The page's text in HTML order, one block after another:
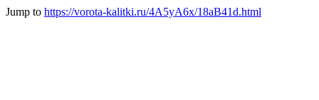
Jump to https://vorota-kalitki.ru/4A5yA6x/18aB41d.html